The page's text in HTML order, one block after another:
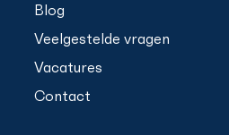
Blog
Veelgestelde vragen
Vacatures
Contact